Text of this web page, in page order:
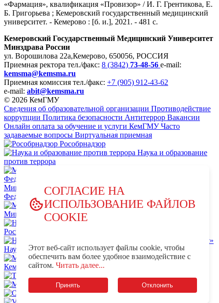
«Фармация», квалификация «Провизор» / И. Г. Грентикова, Е.
Б. Григорьева ; Кемеровский государственный медицинский
университет. - Кемерово : [б. и.], 2021. - 481 с.
Кемеровский Государственный Медицинский Университет
Минздрава России
ул. Ворошилова 22а,Кемерово, 650056, РОССИЯ
Приемная ректора тел./факс: 8 (3842) 73-48-56 e-mail:
kemsma@kemsma.ru
Приемная комиссия тел./факс: +7 (905) 912-43-62
e-mail: abit@kemsma.ru
© 2026 КемГМУ
Сведения об образовательной организации Противодействие
коррупции Политика безопасности Антитеррор Вакансии
Онлайн оплата за обучение и услуги КемГМУ Часто
задаваемые вопросы Виртуальная приемная
Рособрнадзор
Наука и образование
против террора
Министерство науки и высшего образования Российской
Федерации
Министерство просвещения Российской Федерации
НЦПТИ.РФ
Роспотребнадзор
Научно-образовательный центр мирового уровня «Кузбасс»
MAX - КемГМУ
VK -
КемГМУ
OK - КемГМУ
Телеграм-канал КемГМУ
Минздрав России
OK - Минздрав России
СОГЛАСИЕ НА
ИСПОЛЬЗОВАНИЕ ФАЙЛОВ
COOKIE
Этот веб-сайт использует файлы cookie, чтобы
обеспечить вам более удобное взаимодействие с
сайтом. Читать далее...
Принять Отклонить